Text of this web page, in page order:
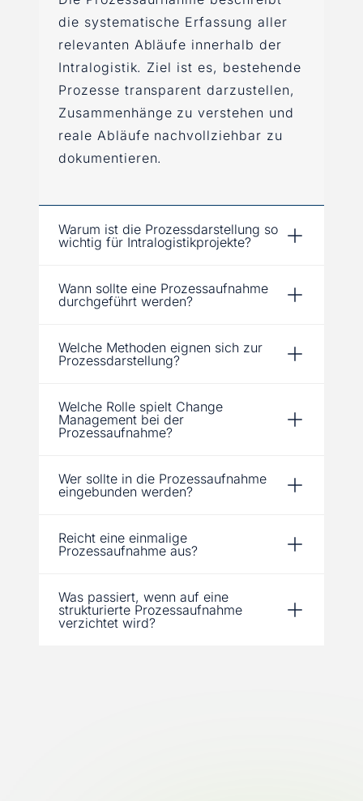
die systematische Erfassung aller
relevanten Abläufe innerhalb der
Intralogistik. Ziel ist es, bestehende
Prozesse transparent darzustellen,
Zusammenhänge zu verstehen und
reale Abläufe nachvollziehbar zu
dokumentieren.
Warum ist die Prozessdarstellung so
wichtig für Intralogistikprojekte?
Wann sollte eine Prozessaufnahme
durchgeführt werden?
Welche Methoden eignen sich zur
Prozessdarstellung?
Welche Rolle spielt Change
Management bei der
Prozessaufnahme?
Wer sollte in die Prozessaufnahme
eingebunden werden?
Reicht eine einmalige
Prozessaufnahme aus?
Was passiert, wenn auf eine
strukturierte Prozessaufnahme
verzichtet wird?